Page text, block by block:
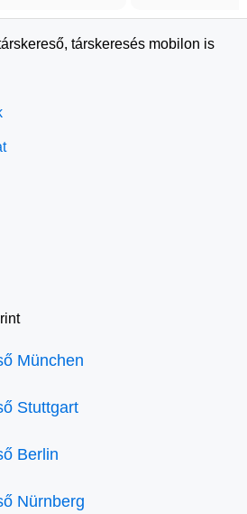
társkeresés mobilon is
München
Stuttgart
Berlin
Nürnberg